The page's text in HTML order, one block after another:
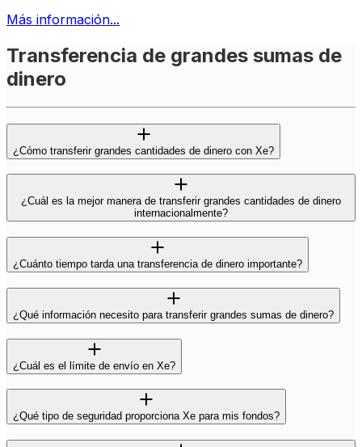
Más información...
Transferencia de grandes sumas de
dinero
¿Cómo transferir grandes cantidades de dinero con Xe?
¿Cuál es la mejor manera de transferir grandes cantidades de dinero
internacionalmente?
¿Cuánto tiempo tarda una transferencia de dinero importante?
¿Qué información necesito para transferir grandes sumas de dinero?
¿Cuál es el límite de envío en Xe?
¿Qué tipo de seguridad proporciona Xe para mis fondos?